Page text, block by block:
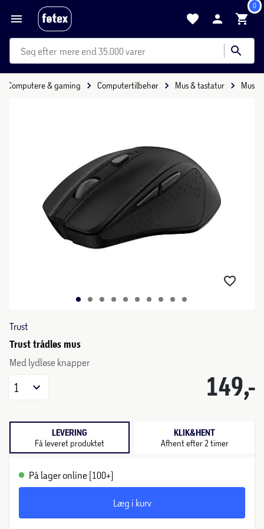
0
mere end 35.000 varer
Computere & gaming Computertilbehør Mus & tastatur Mus
Trust
Trust trådløs mus
Med lydløse knapper
149,-
1
LEVERING
Få leveret produktet
KLIK&HENT
Afhent efter 2 timer
På lager online (100+)
Læg i kurv